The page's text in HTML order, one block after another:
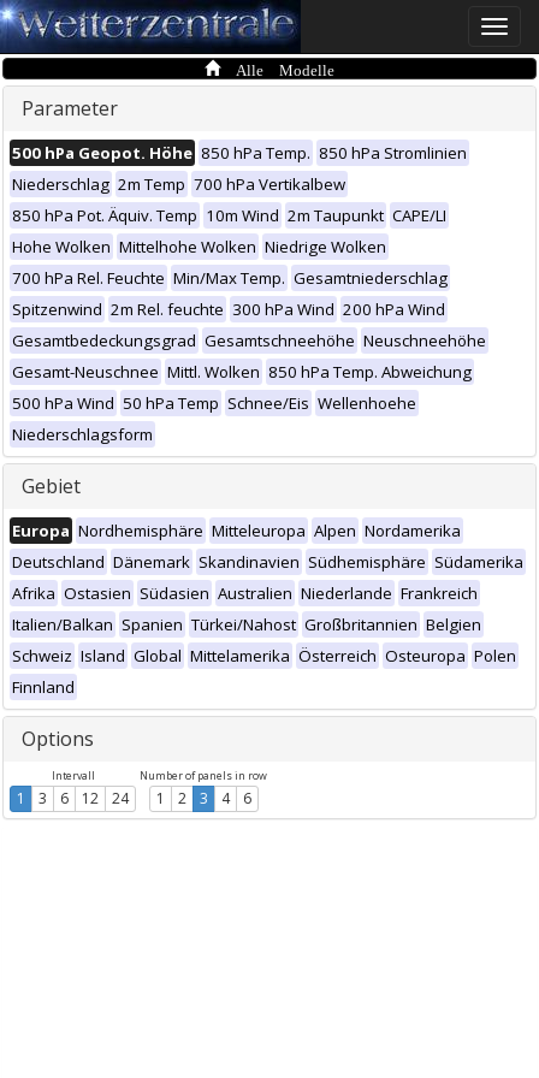
Toggle
Alle Modelle
Parameter
500 hPa Geopot. Höhe 850 hPa Temp. 850 hPa Stromlinien
Niederschlag 2m Temp 700 hPa Vertikalbew
850 hPa Pot. Äquiv. Temp 10m Wind 2m Taupunkt CAPE/LI
Hohe Wolken Mittelhohe Wolken Niedrige Wolken
700 hPa Rel. Feuchte Min/Max Temp. Gesamtniederschlag
Spitzenwind 2m Rel. feuchte 300 hPa Wind 200 hPa Wind
Gesamtbedeckungsgrad Gesamtschneehöhe Neuschneehöhe
Gesamt-Neuschnee Mittl. Wolken 850 hPa Temp. Abweichung
500 hPa Wind 50 hPa Temp Schnee/Eis Wellenhoehe
Niederschlagsform
Gebiet
Europa Nordhemisphäre Mitteleuropa Alpen Nordamerika
Deutschland Dänemark Skandinavien Südhemisphäre Südamerika
Afrika Ostasien Südasien Australien Niederlande Frankreich
Italien/Balkan Spanien Türkei/Nahost Großbritannien Belgien
Schweiz Island Global Mittelamerika Österreich Osteuropa Polen
Finnland
Options
Intervall
1 3 6 12 24
Number of panels in row
1 2 3 4 6